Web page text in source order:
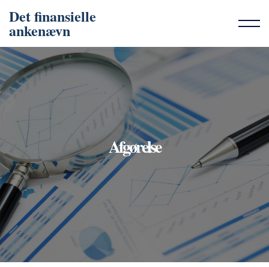
Det finansielle
ankenævn
Afgørelse